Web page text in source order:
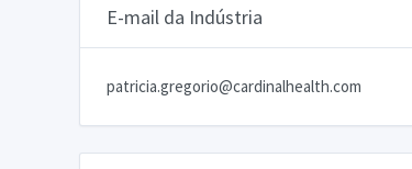
E-mail da Indústria
patricia.gregorio@cardinalhealth.com